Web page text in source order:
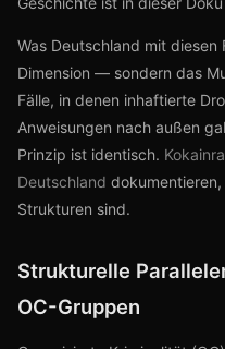
Was Deutschland mit
Dimension — sondern das
Fälle, in denen inhaftierte
Anweisungen nach außen
Prinzip ist identisch.
Deutschland
Strukturen sind.
Strukturelle
OC-Gruppen